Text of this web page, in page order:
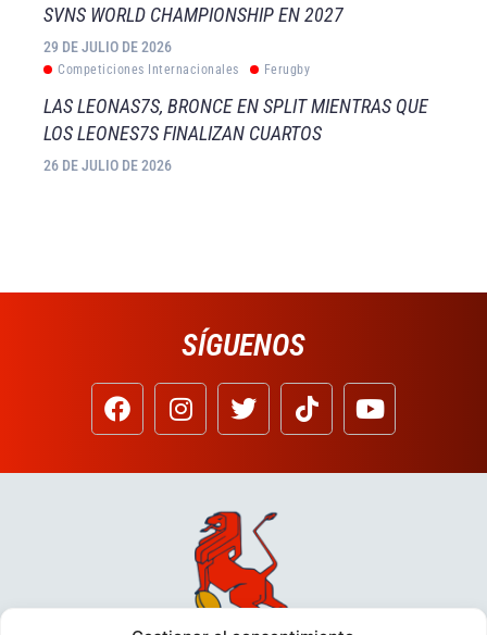
SVNS WORLD CHAMPIONSHIP EN 2027
29 DE JULIO DE 2026
Competiciones Internacionales Ferugby
LAS LEONAS7S, BRONCE EN SPLIT MIENTRAS QUE
LOS LEONES7S FINALIZAN CUARTOS
26 DE JULIO DE 2026
SÍGUENOS